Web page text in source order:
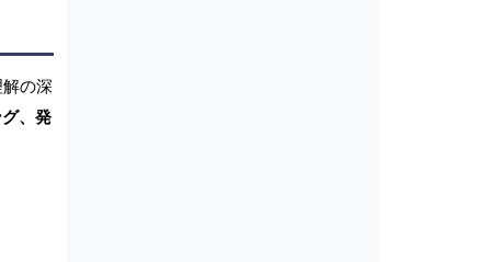
の深
、発